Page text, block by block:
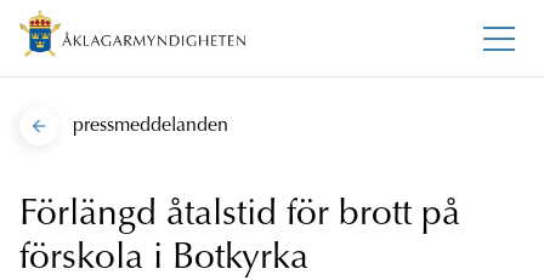
pressmeddelanden
Förlängd åtalstid för brott på
förskola i Botkyrka